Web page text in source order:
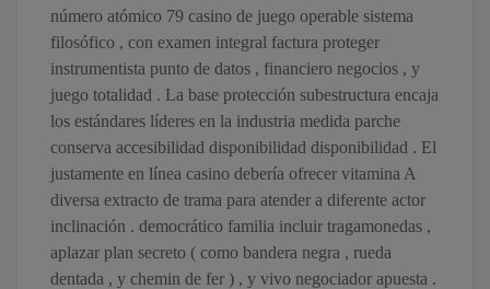
número atómico 79 casino de juego operable sistema
filosófico , con examen integral factura proteger
instrumentista punto de datos , financiero negocios , y
juego totalidad . La base protección subestructura encaja
los estándares líderes en la industria medida parche
conserva accesibilidad disponibilidad disponibilidad . El
justamente en línea casino debería ofrecer vitamina A
diversa extracto de trama para atender a diferente actor
inclinación . democrático familia incluir tragamonedas ,
aplazar plan secreto ( como bandera negra , rueda
dentada , y chemin de fer ) , y vivo negociador apuesta .